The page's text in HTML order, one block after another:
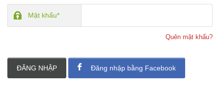
Mật khẩu*
Quên mật khẩu?
ĐĂNG NHẬP Đăng nhập bằng Facebook